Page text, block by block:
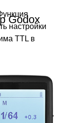
настройки
TTL в
Godox